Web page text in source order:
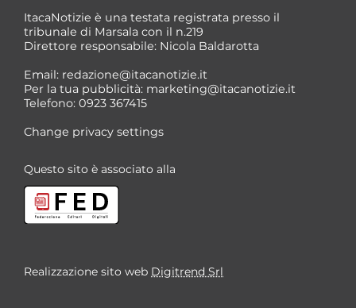
ItacaNotizie è una testata registrata presso il
tribunale di Marsala con il n.219
Direttore responsabile: Nicola Baldarotta
Email: redazione@itacanotizie.it
Per la tua pubblicità: marketing@itacanotizie.it
Telefono: 0923 367415
Change privacy settings
Questo sito è associato alla
Realizzazione sito web Digitrend Srl